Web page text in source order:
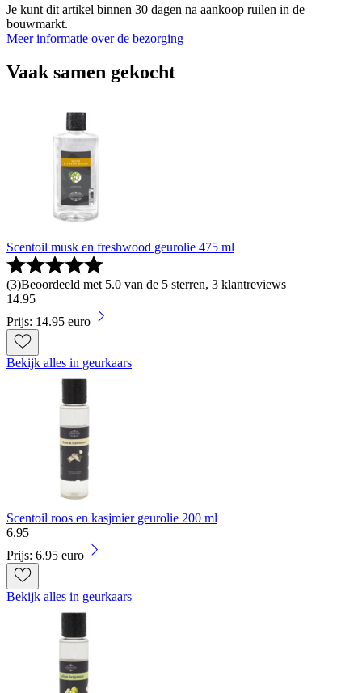
Je kunt dit artikel binnen 30 dagen na aankoop ruilen in de
bouwmarkt.
Meer informatie over de bezorging
Vaak samen gekocht
Scentoil musk en freshwood geurolie 475 ml
(3)Beoordeeld met 5.0 van de 5 sterren, 3 klantreviews
14.95
Prijs: 14.95 euro
Bekijk alles in geurkaars
Scentoil roos en kasjmier geurolie 200 ml
6.95
Prijs: 6.95 euro
Bekijk alles in geurkaars